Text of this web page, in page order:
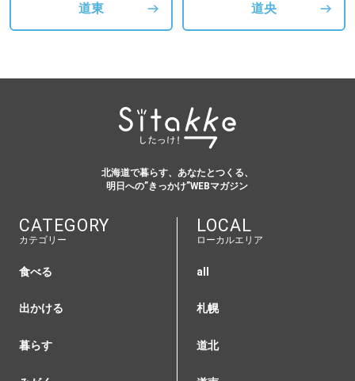
道東 道央
北海道で暮らす、あなたとつくる、
明日への”きっかけ”WEBマガジン
CATEGORY
カテゴリー
食べる
出かける
暮らす
LOCAL
ローカルエリア
all
札幌
道北